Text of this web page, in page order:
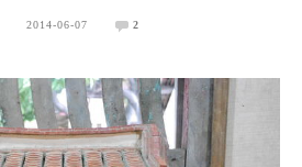
2014-06-07 2